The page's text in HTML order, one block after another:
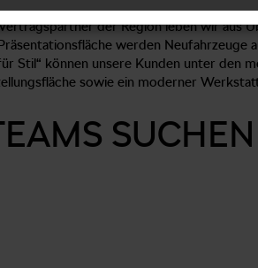
der Region leben wir aus
werden Neufahrzeuge
können unsere Kunden unter den
sowie ein moderner